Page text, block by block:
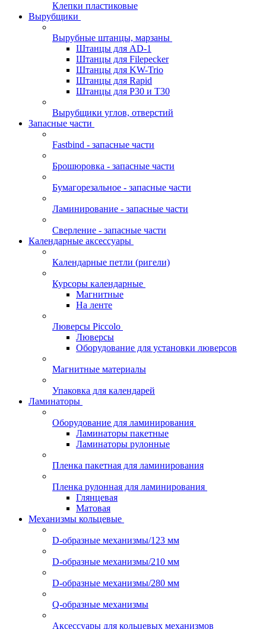
Клепки пластиковые
Вырубщики
Вырубные штанцы, марзаны
Штанцы для AD-1
Штанцы для Filepecker
Штанцы для KW-Trio
Штанцы для Rapid
Штанцы для Р30 и Т30
Вырубщики углов, отверстий
Запасные части
Fastbind - запасные части
Брошюровка - запасные части
Бумагорезальное - запасные части
Ламинирование - запасные части
Сверление - запасные части
Календарные аксессуары
Календарные петли (ригели)
Курсоры календарные
Магнитные
На ленте
Люверсы Piccolo
Люверсы
Оборудование для установки люверсов
Магнитные материалы
Упаковка для календарей
Ламинаторы
Оборудование для ламинирования
Ламинаторы пакетные
Ламинаторы рулонные
Пленка пакетная для ламинирования
Пленка рулонная для ламинирования
Глянцевая
Матовая
Механизмы кольцевые
D-образные механизмы/123 мм
D-образные механизмы/210 мм
D-образные механизмы/280 мм
Q-образные механизмы
Аксессуары для кольцевых механизмов